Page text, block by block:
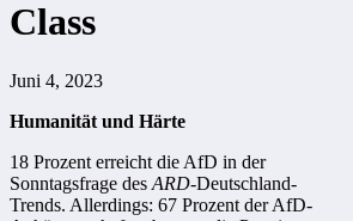
Class
Juni 4, 2023
Humanität und Härte
18 Prozent erreicht die AfD in der
Sonntagsfrage des ARD-Deutschland-
Trends. Allerdings: 67 Prozent der AfD-